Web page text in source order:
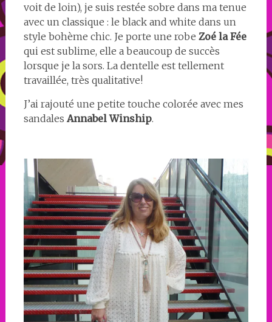
voit de loin), je suis restée sobre dans ma tenue
avec un classique : le black and white dans un
style bohème chic. Je porte une robe Zoé la Fée
qui est sublime, elle a beaucoup de succès
lorsque je la sors. La dentelle est tellement
travaillée, très qualitative!
J’ai rajouté une petite touche colorée avec mes
sandales Annabel Winship.